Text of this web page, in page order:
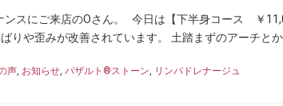
スにご来店のOさん。 今日は【下半身コース ￥
りや歪みが改善されています。 土踏まずのアーチと
声 お知らせ バザルト®ストーン リンパドレナージュ